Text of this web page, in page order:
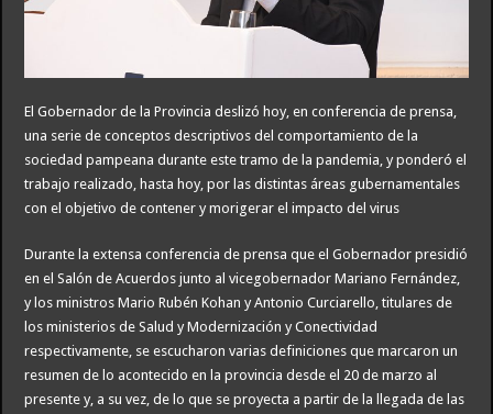
El Gobernador de la Provincia deslizó hoy, en conferencia de prensa,
una serie de conceptos descriptivos del comportamiento de la
sociedad pampeana durante este tramo de la pandemia, y ponderó el
trabajo realizado, hasta hoy, por las distintas áreas gubernamentales
con el objetivo de contener y morigerar el impacto del virus
Durante la extensa conferencia de prensa que el Gobernador presidió
en el Salón de Acuerdos junto al vicegobernador Mariano Fernández,
y los ministros Mario Rubén Kohan y Antonio Curciarello, titulares de
los ministerios de Salud y Modernización y Conectividad
respectivamente, se escucharon varias definiciones que marcaron un
resumen de lo acontecido en la provincia desde el 20 de marzo al
presente y, a su vez, de lo que se proyecta a partir de la llegada de las